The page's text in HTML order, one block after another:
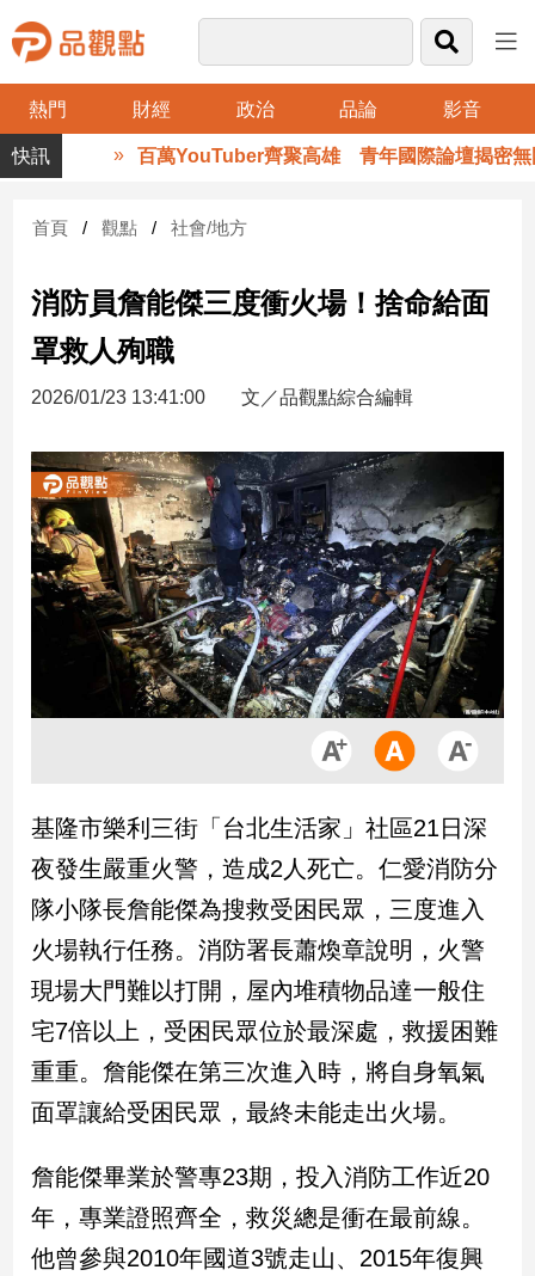
熱門 財經 政治 品論 影音
品
觀
財
台
財
新
產
經/
股
市
房
地
品
政
治
政
治
焦
品
觀
點
民
調
會
點
百萬YouTuber齊聚高雄 青年國際論壇揭密無國
首頁 觀點 社會/地方
消防員詹能傑三度衝火場！捨命給面
罩救人殉職
2026/01/23 13:41:00 文／品觀點綜合編輯
基隆市樂利三街「台北生活家」社區21日深
夜發生嚴重火警，造成2人死亡。仁愛消防分
隊小隊長詹能傑為搜救受困民眾，三度進入
火場執行任務。消防署長蕭煥章說明，火警
現場大門難以打開，屋內堆積物品達一般住
宅7倍以上，受困民眾位於最深處，救援困難
重重。詹能傑在第三次進入時，將自身氧氣
面罩讓給受困民眾，最終未能走出火場。
詹能傑畢業於警專23期，投入消防工作近20
年，專業證照齊全，救災總是衝在最前線。
他曾參與2010年國道3號走山、2015年復興